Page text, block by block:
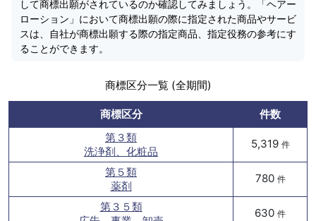
して商標出願がされているのか確認してみましょう。「ヘアー
ローション」において商標出願の際に指定された商品やサービ
スは、自社が商標出願する際の指定商品、指定役務の参考にす
ることができます。
商標区分一覧 (全期間)
商標区分
件数
第３類
洗浄剤、化粧品
5,319 件
第５類
薬剤
780 件
第３５類
630 件